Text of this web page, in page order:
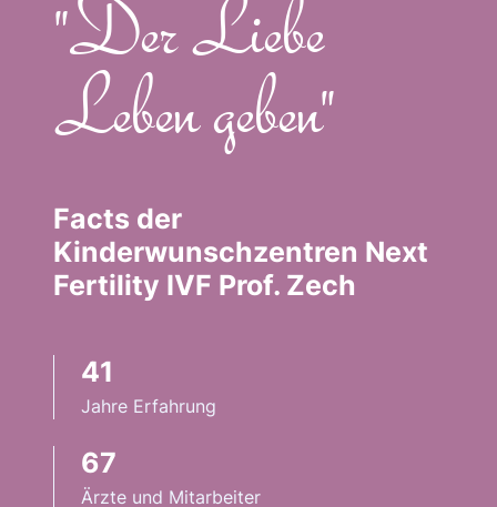
"Der Liebe
Leben geben"
Facts der
Kinderwunschzentren Next
Fertility IVF Prof. Zech
41
Jahre Erfahrung
67
Ärzte und Mitarbeiter
Infos